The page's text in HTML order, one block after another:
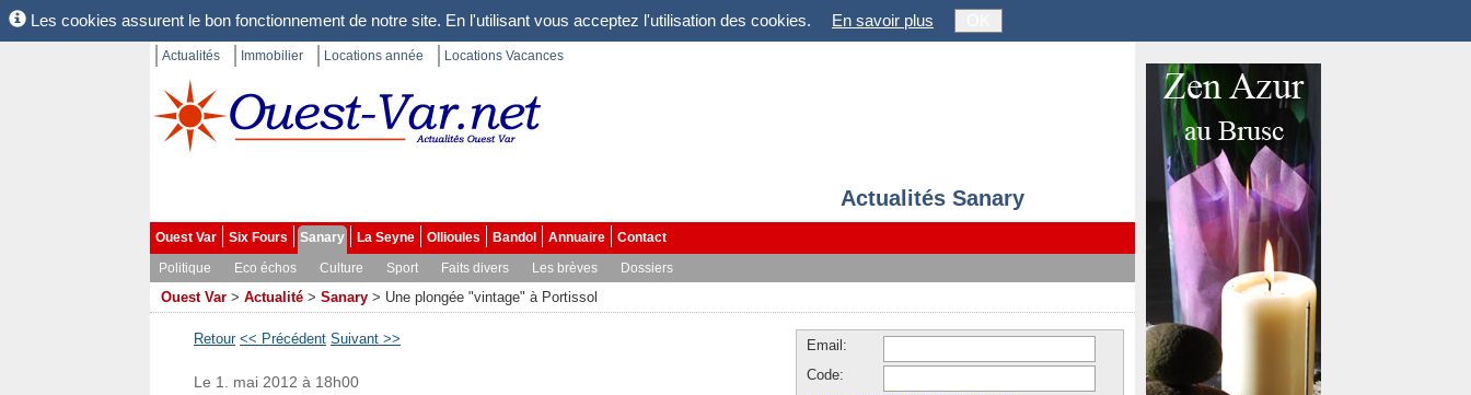
Les cookies assurent le bon fonctionnement de notre site. En l'utilisant vous acceptez l'utilisation des cookies. En savoir plus
Actualités Immobilier Locations année Locations Vacances
Actualités Sanary
Ouest Var Six Fours Sanary La Seyne Ollioules Bandol Annuaire
Contact
Politique
Eco échos Culture Sport Faits divers Les brèves Dossiers
Ouest Var > Actualité > Sanary > Une plongée "vintage" à Portissol
Retour << Précédent Suivant >>
Le 1. mai 2012 à 18h00
Email:
Code: